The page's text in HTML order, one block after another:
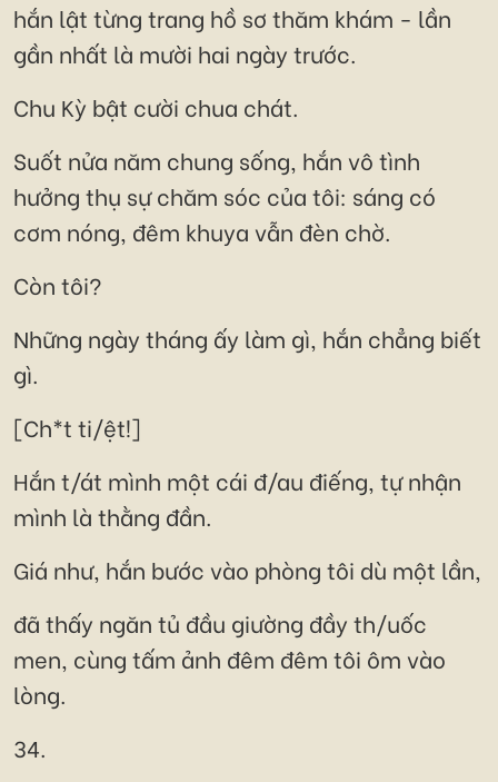
hắn lật từng trang hồ sơ thăm khám - lần
gần nhất là mười hai ngày trước.
Chu Kỳ bật cười chua chát.
Suốt nửa năm chung sống, hắn vô tình
hưởng thụ sự chăm sóc của tôi: sáng có
cơm nóng, đêm khuya vẫn đèn chờ.
Còn tôi?
Những ngày tháng ấy làm gì, hắn chẳng biết
gì.
[Ch*t ti/ệt!]
Hắn t/át mình một cái đ/au điếng, tự nhận
mình là thằng đần.
Giá như, hắn bước vào phòng tôi dù một lần,
đã thấy ngăn tủ đầu giường đầy th/uốc
men, cùng tấm ảnh đêm đêm tôi ôm vào
lòng.
34.